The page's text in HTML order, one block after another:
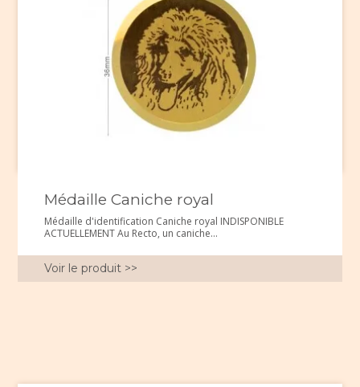
Médaille Caniche royal
Médaille d'identification Caniche royal INDISPONIBLE
ACTUELLEMENT Au Recto, un caniche...
Voir le produit >>